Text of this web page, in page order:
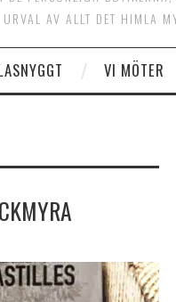
AV ALLT DET HIMLA
VI MÖTER